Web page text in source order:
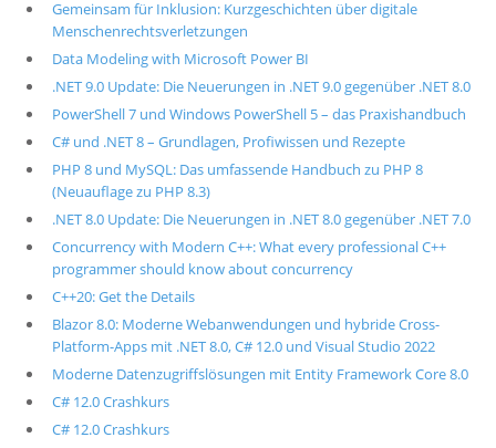
Gemeinsam für Inklusion: Kurzgeschichten über digitale
Menschenrechtsverletzungen
Data Modeling with Microsoft Power BI
.NET 9.0 Update: Die Neuerungen in .NET 9.0 gegenüber .NET 8.0
PowerShell 7 und Windows PowerShell 5 – das Praxishandbuch
C# und .NET 8 – Grundlagen, Profiwissen und Rezepte
PHP 8 und MySQL: Das umfassende Handbuch zu PHP 8
(Neuauflage zu PHP 8.3)
.NET 8.0 Update: Die Neuerungen in .NET 8.0 gegenüber .NET 7.0
Concurrency with Modern C++: What every professional C++
programmer should know about concurrency
C++20: Get the Details
Blazor 8.0: Moderne Webanwendungen und hybride Cross-
Platform-Apps mit .NET 8.0, C# 12.0 und Visual Studio 2022
Moderne Datenzugriffslösungen mit Entity Framework Core 8.0
C# 12.0 Crashkurs
C# 12.0 Crashkurs